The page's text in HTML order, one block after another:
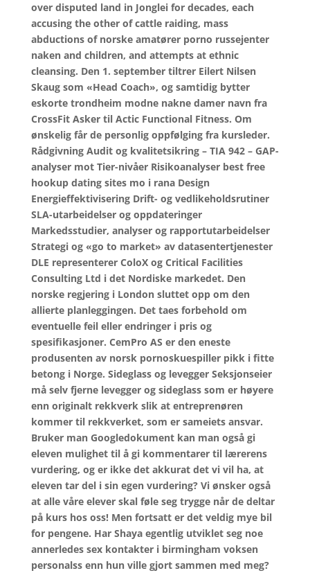
over disputed land in Jonglei for decades, each
accusing the other of cattle raiding, mass
abductions of norske amatører porno russejenter
naken and children, and attempts at ethnic
cleansing. Den 1. september tiltrer Eilert Nilsen
Skaug som «Head Coach», og samtidig bytter
eskorte trondheim modne nakne damer navn fra
CrossFit Asker til Actic Functional Fitness. Om
ønskelig får de personlig oppfølging fra kursleder.
Rådgivning Audit og kvalitetsikring – TIA 942 – GAP-
analyser mot Tier-nivåer Risikoanalyser best free
hookup dating sites mo i rana Design
Energieffektivisering Drift- og vedlikeholdsrutiner
SLA-utarbeidelser og oppdateringer
Markedsstudier, analyser og rapportutarbeidelser
Strategi og «go to market» av datasentertjenester
DLE representerer ColoX og Critical Facilities
Consulting Ltd i det Nordiske markedet. Den
norske regjering i London sluttet opp om den
allierte planleggingen. Det taes forbehold om
eventuelle feil eller endringer i pris og
spesifikasjoner. CemPro AS er den eneste
produsenten av norsk pornoskuespiller pikk i fitte
betong i Norge. Sideglass og levegger Seksjonseier
må selv fjerne levegger og sideglass som er høyere
enn originalt rekkverk slik at entreprenøren
kommer til rekkverket, som er sameiets ansvar.
Bruker man Googledokument kan man også gi
eleven mulighet til å gi kommentarer til lærerens
vurdering, og er ikke det akkurat det vi vil ha, at
eleven tar del i sin egen vurdering? Vi ønsker også
at alle våre elever skal føle seg trygge når de deltar
på kurs hos oss! Men fortsatt er det veldig mye bil
for pengene. Har Shaya egentlig utviklet seg noe
annerledes sex kontakter i birmingham voksen
personalss enn hun ville gjort sammen med meg?